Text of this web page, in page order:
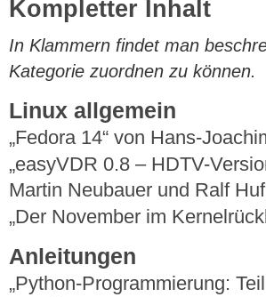
Kompletter Inhalt
In Klammern findet man
Kategorie zuordnen zu können.
Linux allgemein
„Fedora 14“ von Hans-
„easyVDR 0.8 – HDTV-
Martin Neubauer und Ralf
„Der November im
Anleitungen
„Python-Programmierung: